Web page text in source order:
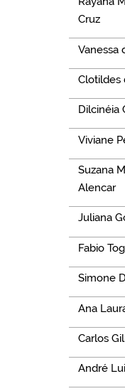
Cruz
Vanessa
Clotildes
Dilcinéia
Viviane
Suzana
Alencar
Juliana
Fabio
Simone
Ana
Carlos
André